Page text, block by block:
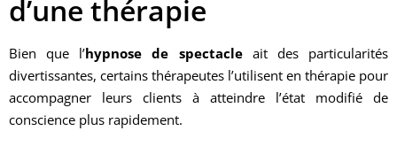
d’une thérapie
Bien que l’hypnose de spectacleait des particularités
divertissantes, certains thérapeutes l’utilisent en thérapie pour
accompagner leurs clients à atteindre l’état modifié de
conscience plus rapidement.